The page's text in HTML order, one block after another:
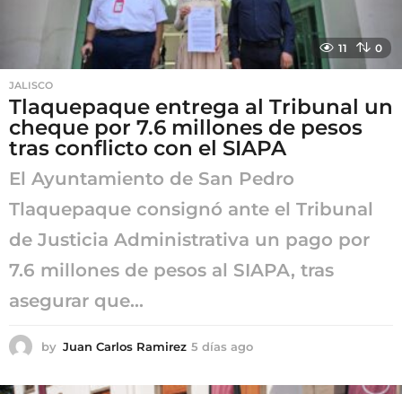
11 0
JALISCO
Tlaquepaque entrega al Tribunal un
cheque por 7.6 millones de pesos
tras conflicto con el SIAPA
El Ayuntamiento de San Pedro
Tlaquepaque consignó ante el Tribunal
de Justicia Administrativa un pago por
7.6 millones de pesos al SIAPA, tras
asegurar que...
by Juan Carlos Ramirez 5 días ago